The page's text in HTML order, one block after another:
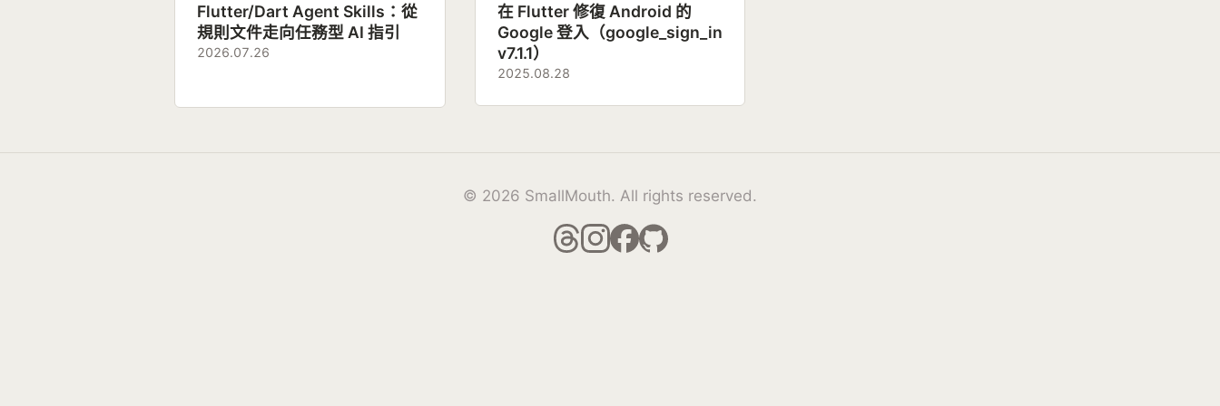
Flutter/Dart Agent Skills：從
規則文件走向任務型 AI 指引
2026.07.26
在 Flutter 修復 Android 的
Google 登入（google_sign_in
v7.1.1）
2025.08.28
© 2026 SmallMouth. All rights reserved.